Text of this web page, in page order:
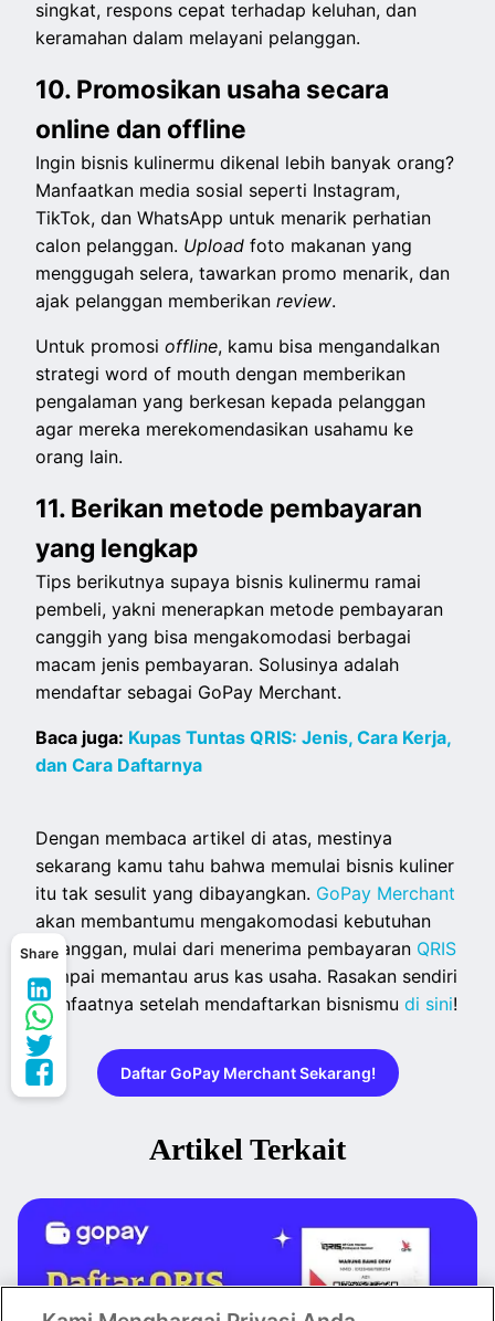
Share
singkat, respons cepat terhadap keluhan, dan
keramahan dalam melayani pelanggan.
10. Promosikan usaha secara
online dan offline
Ingin bisnis kulinermu dikenal lebih banyak orang?
Manfaatkan media sosial seperti Instagram,
TikTok, dan WhatsApp untuk menarik perhatian
calon pelanggan. Upload foto makanan yang
menggugah selera, tawarkan promo menarik, dan
ajak pelanggan memberikanreview.
Untuk promosioffline, kamu bisa mengandalkan
strategi word of mouth dengan memberikan
pengalaman yang berkesan kepada pelanggan
agar mereka merekomendasikan usahamu ke
orang lain.
11. Berikan metode pembayaran
yang lengkap
Tips berikutnya supaya bisnis kulinermu ramai
pembeli, yakni menerapkan metode pembayaran
canggih yang bisa mengakomodasi berbagai
macam jenis pembayaran. Solusinya adalah
mendaftar sebagai GoPay Merchant.
Baca juga: Kupas Tuntas QRIS: Jenis, Cara Kerja,
dan Cara Daftarnya
Dengan membaca artikel di atas, mestinya
sekarang kamu tahu bahwa memulai bisnis kuliner
itu tak sesulit yang dibayangkan. GoPay Merchant
akan membantumu mengakomodasi kebutuhan
pelanggan, mulai dari menerima pembayaran QRIS
sampai memantau arus kas usaha. Rasakan sendiri
manfaatnya setelah mendaftarkan bisnismudi sini!
Daftar GoPay Merchant Sekarang!
Artikel Terkait